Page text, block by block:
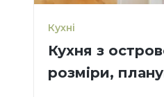
Кухні
Кухня з
розміри,